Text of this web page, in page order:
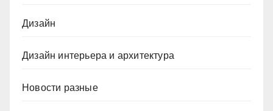
Дизайн
Дизайн интерьера и архитектура
Новости разные